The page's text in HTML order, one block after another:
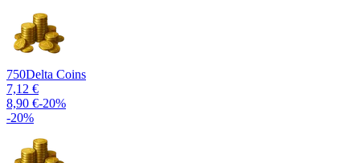
750Delta Coins
7,12 €
8,90 €-20%
-20%